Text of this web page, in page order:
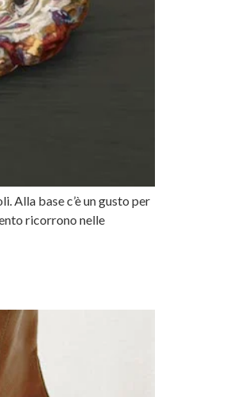
Alla base c’è un gusto per
ricorrono nelle